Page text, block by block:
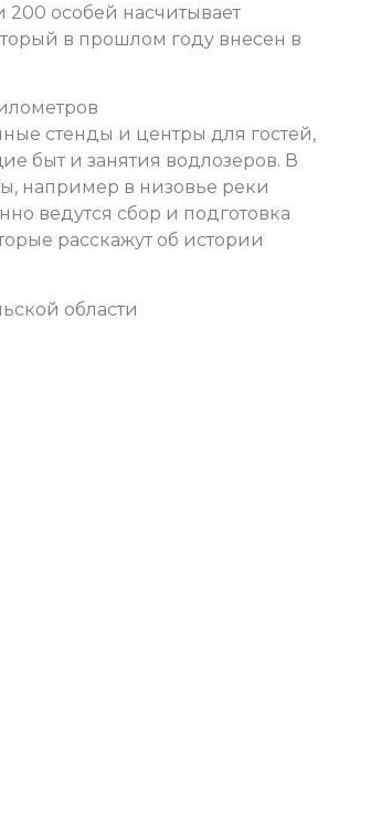
200 особей насчитывает
в прошлом году внесен в
стенды и центры для гостей,
быт и занятия водлозеров. В
например в низовье реки
ведутся сбор и подготовка
расскажут об истории
области